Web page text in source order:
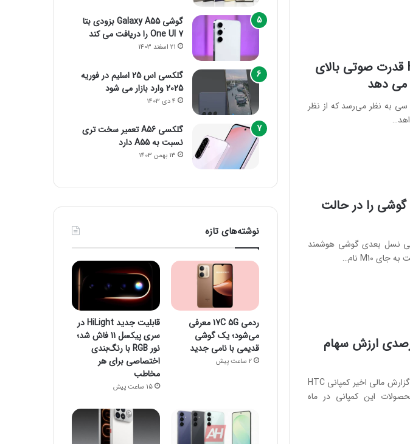
تازه ترین تیزر HTC10 قدرت صوتی بالای
می دهد
به نظر می‌رسد که از نظر
عکس‌های HTC M10 گوشی را در حالت
نسل بعدی گوشی هوشمند
منتظره ۲۱ درصدی ارزش سهام
شاید کمتر کسی پس از انتشار گزارش مالی اخیر کمپانی HTC
این کمپانی در ماه
گوشی Galaxy A55 بزودی بتا
One UI 7 را دریافت می کند
21 اسفند 1403
گلکسی اس 25 اسلیم در فوریه
2025 وارد بازار می شود
4 دی 1403
گلکسی A56 تعمیر سخت تری
نسبت به A55 دارد
13 بهمن 1403
نوشته‌های تازه
ردمی 17C 5G معرفی
می‌شود؛ یک گوشی
قدیمی با نامی جدید
2 ساعت پیش
قابلیت جدید HiLight در
سری پیکسل 11 فاش شد؛
نور RGB با رنگ‌بندی
اختصاصی برای هر
مخاطب
15 ساعت پیش